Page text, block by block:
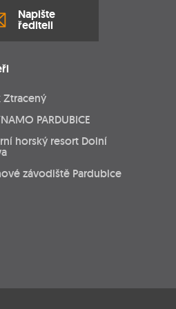
Napište
řediteli
Ztracený
PARDUBICE
horský resort Dolní
závodiště Pardubice